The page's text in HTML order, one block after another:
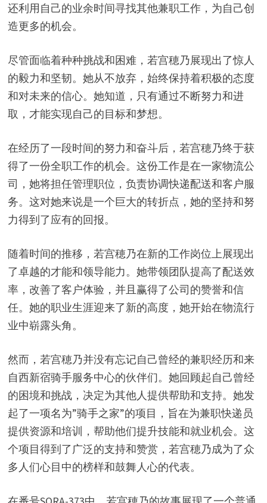
还利用自己的业余时间寻找其他兼职工作，为自己创
造更多的机会。
尽管面临着种种挑战和困难，若宫穂乃展现出了惊人
的毅力和坚韧。她从不放弃，始终保持着积极的态度
和对未来的信心。她知道，只有通过不断努力和进
取，才能实现自己的目标和梦想。
在经历了一段时间的努力和奋斗后，若宫穂乃终于获
得了一份全职工作的机会。这份工作是在一家物流公
司，她将担任管理职位，负责协调快递配送和客户服
务。这对她来说是一个巨大的转折点，她的坚持和努
力得到了应有的回报。
随着时间的推移，若宫穂乃在新的工作岗位上展现出
了卓越的才能和领导能力。她带领团队提高了配送效
率，改善了客户体验，并且赢得了公司的赞誉和信
任。她的职业生涯迎来了新的高度，她开始在物流行
业中崭露头角。
然而，若宫穂乃并没有忘记自己曾经的兼职经历和来
自西新宿骑手服务中心的伙伴们。她回顾起自己曾经
的困境和挑战，决定为其他人提供帮助和支持。她发
起了一项名为”骑手之家”的项目，旨在为兼职快递员
提供资源和培训，帮助他们提升技能和就业机会。这
个项目得到了广泛的支持和赞赏，若宫穂乃成为了众
多人们心目中的榜样和鼓舞人心的代表。